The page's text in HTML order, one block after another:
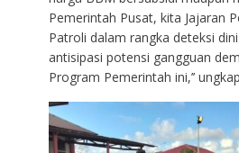
Pemerintah Pusat, kita Jajaran
Patroli dalam rangka deteksi
antisipasi potensi gangguan
Program Pemerintah ini,’’